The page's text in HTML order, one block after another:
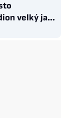
velký jak